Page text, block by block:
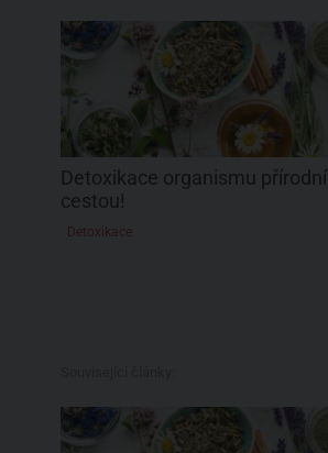
Detoxikace organismu přírodní
cestou!
Detoxikace